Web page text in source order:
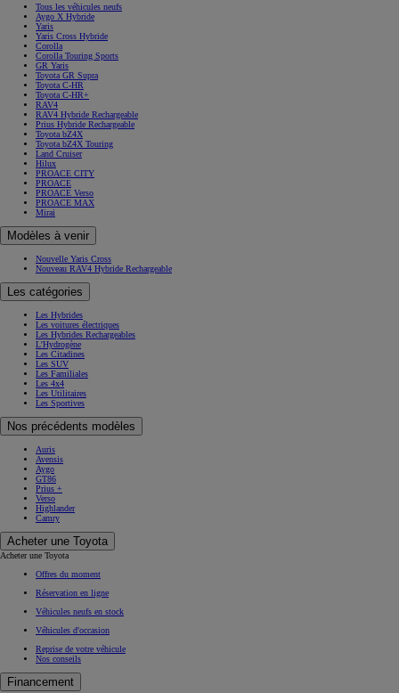
Tous les véhicules neufs
Aygo X Hybride
Yaris
Yaris Cross Hybride
Corolla
Corolla Touring Sports
GR Yaris
Toyota GR Supra
Toyota C-HR
Toyota C-HR+
RAV4
RAV4 Hybride Rechargeable
Prius Hybride Rechargeable
Toyota bZ4X
Toyota bZ4X Touring
Land Cruiser
Hilux
PROACE CITY
PROACE
PROACE Verso
PROACE MAX
Mirai
Modèles à venir
Nouvelle Yaris Cross
Nouveau RAV4 Hybride Rechargeable
Les catégories
Les Hybrides
Les voitures électriques
Les Hybrides Rechargeables
L'Hydrogène
Les Citadines
Les SUV
Les Familiales
Les 4x4
Les Utilitaires
Les Sportives
Nos précédents modèles
Auris
Avensis
Aygo
GT86
Prius +
Verso
Highlander
Camry
Acheter une Toyota
Acheter une Toyota
Offres du moment
Réservation en ligne
Véhicules neufs en stock
Véhicules d'occasion
Reprise de votre véhicule
Nos conseils
Financement